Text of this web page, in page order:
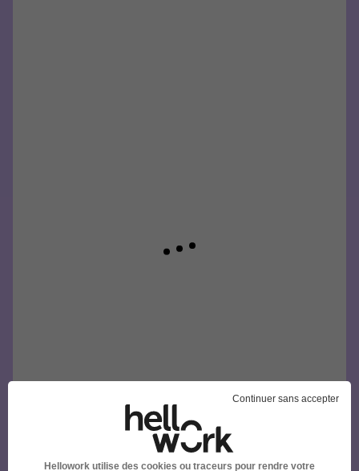
Continuer sans accepter
Hellowork utilise des cookies ou traceurs pour rendre votre